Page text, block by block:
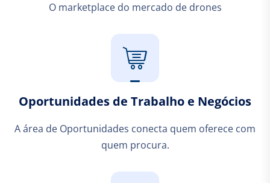
O marketplace do mercado de drones
Oportunidades de Trabalho e Negócios
A área de Oportunidades conecta quem oferece com
quem procura.